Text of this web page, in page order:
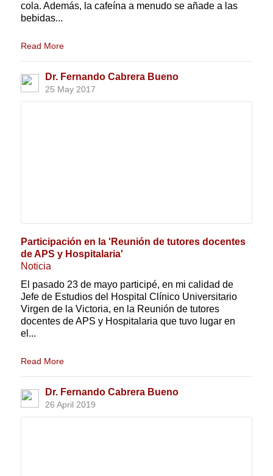
cola. Además, la cafeína a menudo se añade a las
bebidas...
Read More
Dr. Fernando Cabrera Bueno
25 May 2017
Participación en la 'Reunión de tutores docentes
de APS y Hospitalaria'
Noticia
El pasado 23 de mayo participé, en mi calidad de
Jefe de Estudios del Hospital Clínico Universitario
Virgen de la Victoria, en la Reunión de tutores
docentes de APS y Hospitalaria que tuvo lugar en
el...
Read More
Dr. Fernando Cabrera Bueno
26 April 2019